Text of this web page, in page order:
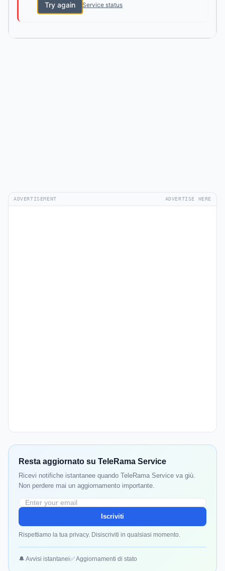
Try again Service status
ADVERTISEMENT ADVERTISE HERE
Resta aggiornato su TeleRama Service
Ricevi notifiche istantanee quando TeleRama Service va giù.
Non perdere mai un aggiornamento importante.
Iscriviti
Rispettiamo la tua privacy. Disiscriviti in qualsiasi momento.
🔔 Avvisi istantanei✅ Aggiornamenti di stato